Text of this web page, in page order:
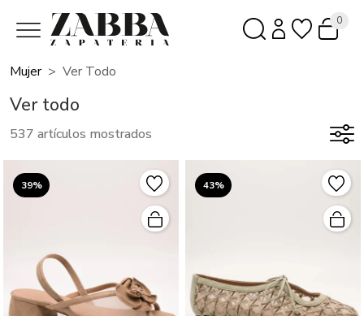
0
Mujer Ver Todo
Ver todo
537 artículos mostrados
39% 43%